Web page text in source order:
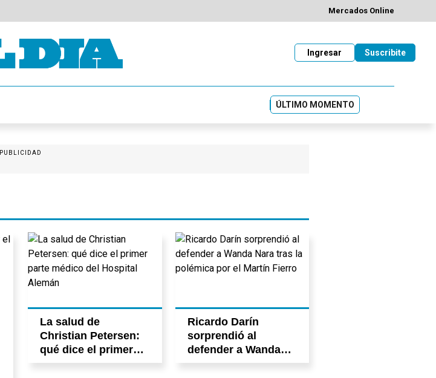
Mercados Online
Suscribite
Ingresar
ÚLTIMO MOMENTO
PUBLICIDAD
La salud de
Christian Petersen:
qué dice el primer
parte médico del
Ricardo Darín
sorprendió al
defender a Wanda
Nara tras la polémica